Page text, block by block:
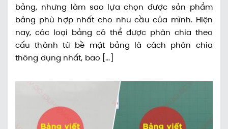
bảng, nhưng làm sao lựa chọn được sản phẩm
bảng phù hợp nhất cho nhu cầu của mình. Hiện
nay, các loại bảng có thể được phân chia theo
cấu thành từ bề mặt bảng là cách phân chia
thông dụng nhất, bao [...]